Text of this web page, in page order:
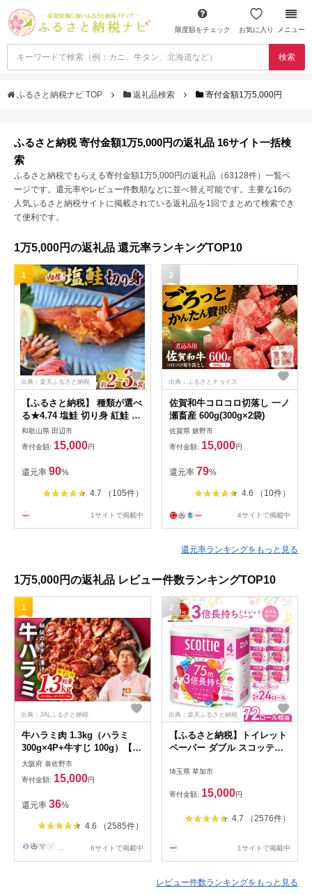
限度額をチェック お気に入り メニュー
検索
ふるさと納税ナビ TOP 返礼品検索 寄付金額1万5,000円
ふるさと納税 寄付金額1万5,000円の返礼品 16サイト一括検
索
ふるさと納税でもらえる寄付金額1万5,000円の返礼品（63128件）一覧ペ
ージです。還元率やレビュー件数順などに並べ替え可能です。主要な16の
人気ふるさと納税サイトに掲載されている返礼品を1回でまとめて検索でき
て便利です。
1万5,000円の返礼品 還元率ランキングTOP10
1
出典：楽天ふるさと納税
【ふるさと納税】 種類が選べ
る★4.74 塩鮭 切り身 紅鮭 銀
鮭 鮭の切身 【種類と容量が
選べる】（2kg/3kg） 厳選 さ
れた 切り身 を使用（ 訳あり
品ではない！） / 紅鮭 銀鮭
さけ サケ シャケ 和歌山 鮭
塩 冷凍 おかず お弁当 厚切り
和歌山県 田辺市
寄付金額: 15,000円
還元率 90%
4.7 （105件）
1サイトで掲載中
2
出典：ふるさとチョイス
佐賀和牛コロコロ切落し 一ノ
瀬畜産 600g(300g×2袋)
佐賀県 嬉野市
寄付金額: 15,000円
還元率 79%
4.6 （10件）
4サイトで掲載中
還元率ランキングをもっと見る
1万5,000円の返礼品 レビュー件数ランキングTOP10
1
出典：JALふるさと納税
牛ハラミ肉 1.3kg（ハラミ
300g×4P+牛すじ 100g）【1
位獲得 秘伝の赤タレ 泉州元
気ハラミ 牛肉 はらみ 小分け
焼肉 お弁当 BBQ 訳あり ワケ
アリ わけあり サイズ不揃い
規格外 TVで話題】
大阪府 泉佐野市
寄付金額: 15,000円
還元率 36%
4.6 （2585件）
6サイトで掲載中
2
出典：楽天ふるさと納税
【ふるさと納税】トイレット
ペーパー ダブル スコッティ
イレットロール ダブル 香り
品 トイレットペーパー ダブ
持ち 防災 備蓄 必需品 埼玉県
埼玉県 草加市
寄付金額: 15,000円
4.7 （2576件）
1サイトで掲載中
レビュー件数ランキングをもっと見る